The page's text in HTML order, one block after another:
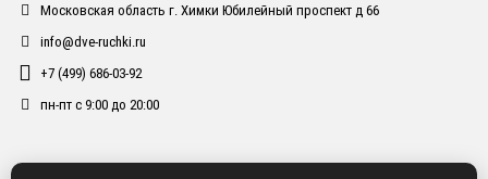
Московская область г. Химки Юбилейный проспект д 66
info@dve-ruchki.ru
+7 (499) 686-03-92
пн-пт с 9:00 до 20:00